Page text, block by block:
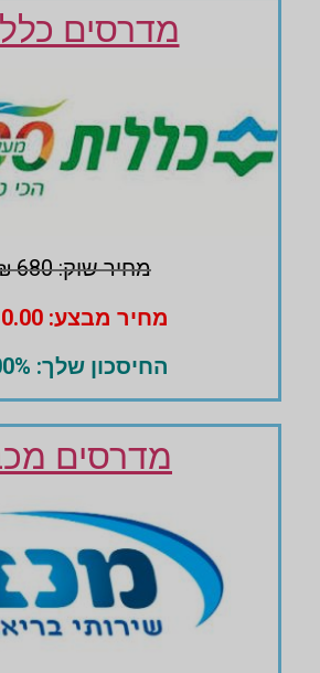
מדרסים
מחיר שוק: 680 ₪
מחיר מבצע: 0.00 ₪
החיסכון שלך: 100%
מדרסים